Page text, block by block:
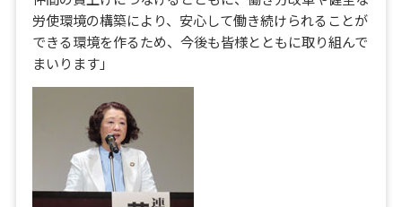
労使環境の構築により、安心して働き続けられることが
できる環境を作るため、今後も皆様とともに取り組んで
まいります」